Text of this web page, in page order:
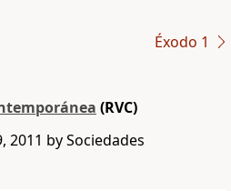
Éxodo 1
(RVC)
2011 by Sociedades